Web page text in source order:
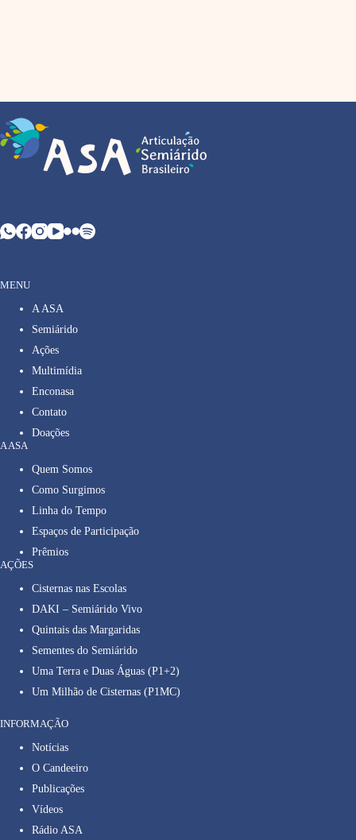
MENU
A ASA
Semiárido
Ações
Multimídia
Enconasa
Contato
Doações
A ASA
Quem Somos
Como Surgimos
Linha do Tempo
Espaços de Participação
Prêmios
AÇÕES
Cisternas nas Escolas
DAKI – Semiárido Vivo
Quintais das Margaridas
Sementes do Semiárido
Uma Terra e Duas Águas (P1+2)
Um Milhão de Cisternas (P1MC)
INFORMAÇÃO
Notícias
O Candeeiro
Publicações
Vídeos
Rádio ASA